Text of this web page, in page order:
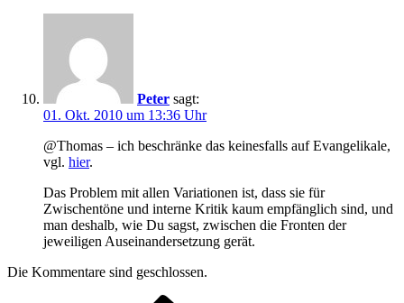
Peter sagt:
01. Okt. 2010 um 13:36 Uhr
@Thomas – ich beschränke das keinesfalls auf Evangelikale,
vgl. hier.
Das Problem mit allen Variationen ist, dass sie für
Zwischentöne und interne Kritik kaum empfänglich sind, und
man deshalb, wie Du sagst, zwischen die Fronten der
jeweiligen Auseinandersetzung gerät.
Die Kommentare sind geschlossen.